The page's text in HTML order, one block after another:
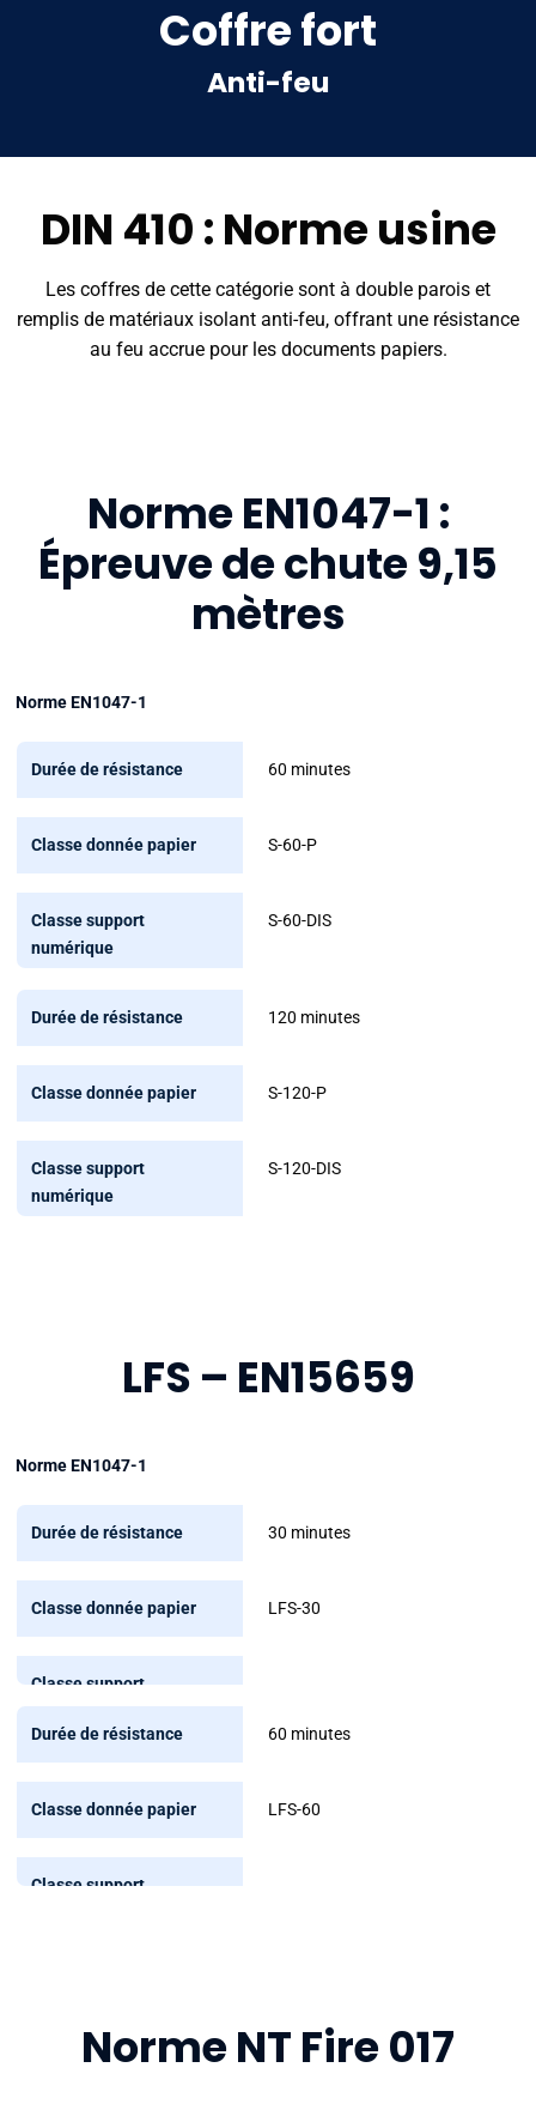
Coffre fort
Anti-feu
DIN 410 : Norme usine
Les coffres de cette catégorie sont à double parois et
remplis de matériaux isolant anti-feu, offrant une résistance
au feu accrue pour les documents papiers.
Norme EN1047-1 :
Épreuve de chute 9,15
mètres
Norme EN1047-1
Durée
de
donnée
papier
support
numérique
60 minutes
S-60-P
S-60-DIS
120 minutes
S-120-P
S-120-DIS
LFS – EN15659
Norme EN1047-1
Durée
de
donnée
papier
Classe
support
numérique
30 minutes
LFS-30
60 minutes
LFS-60
Norme NT Fire 017